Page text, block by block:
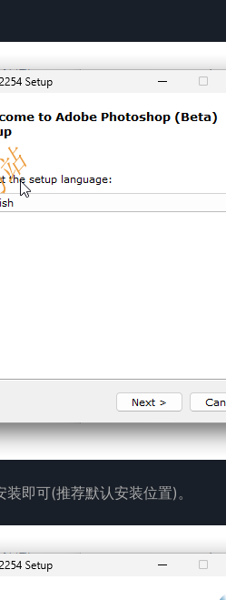
即可(推荐默认安装位置)。